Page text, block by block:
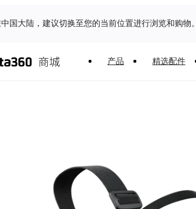
国大陆，建议切换至您的当前位置进行浏览和购物。
产品 精选配件